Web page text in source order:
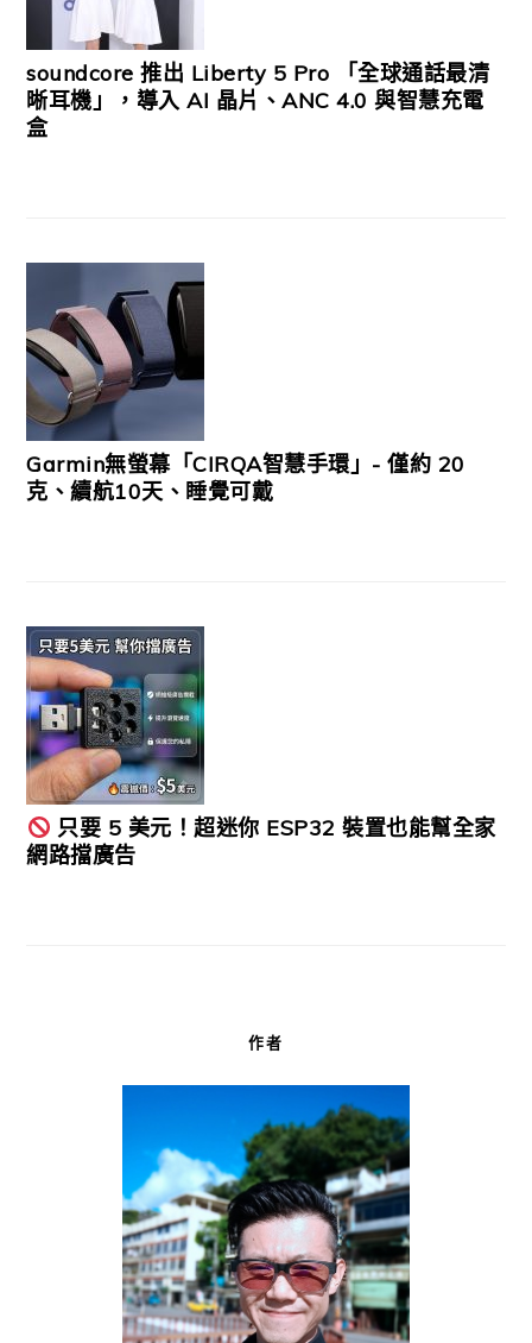
soundcore 推出 Liberty 5 Pro 「全球通話最清
晰耳機」，導入 AI 晶片、ANC 4.0 與智慧充電
盒
Garmin無螢幕「CIRQA智慧手環」- 僅約 20
克、續航10天、睡覺可戴
只要 5 美元！超迷你 ESP32 裝置也能幫全家
網路擋廣告
作者